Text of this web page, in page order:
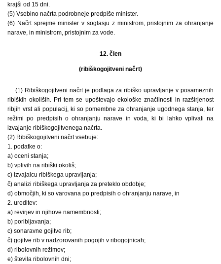
krajši od 15 dni.
(5) Vsebino načrta podrobneje predpiše minister.
(6) Načrt sprejme minister v soglasju z ministrom, pristojnim za ohranjanje
narave, in ministrom, pristojnim za vode.
12. člen
(ribiškogojitveni načrt)
(1) Ribiškogojitveni načrt je podlaga za ribiško upravljanje v posameznih
ribiških okoliših. Pri tem se upoštevajo ekološke značilnosti in razširjenost
ribjih vrst ali populacij, ki so pomembne za ohranjanje ugodnega stanja, ter
režimi po predpisih o ohranjanju narave in voda, ki bi lahko vplivali na
izvajanje ribiškogojitvenega načrta.
(2) Ribiškogojitveni načrt vsebuje:
1. podatke o:
a) oceni stanja;
b) vplivih na ribiški okoliš;
c) izvajalcu ribiškega upravljanja;
č) analizi ribiškega upravljanja za preteklo obdobje;
d) območjih, ki so varovana po predpisih o ohranjanju narave, in
2. ureditev:
a) revirjev in njihove namembnosti;
b) poribljavanja;
c) sonaravne gojitve rib;
č) gojitve rib v nadzorovanih pogojih v ribogojnicah;
d) ribolovnih režimov;
e) števila ribolovnih dni;